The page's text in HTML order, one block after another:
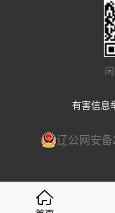
有害信息
辽公网安